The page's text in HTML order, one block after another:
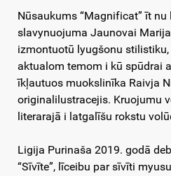
Nūsaukums “Magnificat” īt
slavynuojuma Jaunovai
izmontuotū lyugšonu
aktualom temom i kū spūdrai
īkļautuos muokslinīka Raivja
originalilustracejis. Kruojumu
literarajā i latgalīšu rokstu
Ligija Purinaša 2019. godā
“Sīvīte”, līceibu par sīvīti